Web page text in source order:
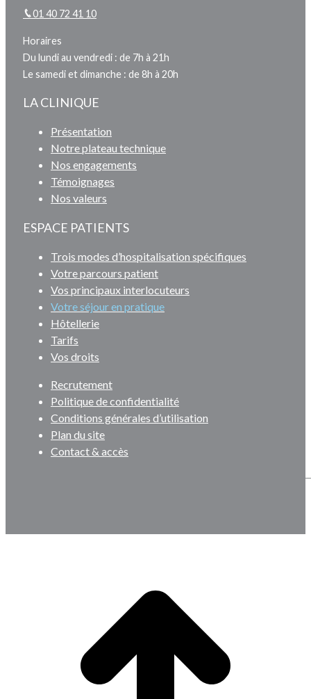
01 40 72 41 10
Horaires
Du lundi au vendredi : de 7h à 21h
Le samedi et dimanche : de 8h à 20h
LA CLINIQUE
Présentation
Notre plateau technique
Nos engagements
Témoignages
Nos valeurs
ESPACE PATIENTS
Trois modes d’hospitalisation spécifiques
Votre parcours patient
Vos principaux interlocuteurs
Votre séjour en pratique
Hôtellerie
Tarifs
Vos droits
Recrutement
Politique de confidentialité
Conditions générales d’utilisation
Plan du site
Contact & accès